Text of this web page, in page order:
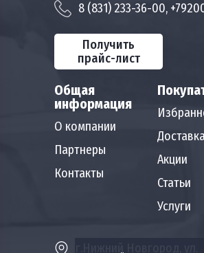
Общая
информация
О компании
Партнеры
Контакты
Акции
Статьи
Услуги
8 (831) 233-36-00,
Получить
прайс-лист